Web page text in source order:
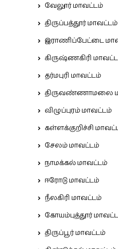
வேலூர் மாவட்டம்
திருப்பத்தூர் மாவட்டம்
இராணிப்பேட்டை
கிருஷ்ணகிரி
தர்மபுரி மாவட்டம்
திருவண்ணாமலை
விழுப்புரம் மாவட்டம்
கள்ளக்குறிச்சி
சேலம் மாவட்டம்
நாமக்கல் மாவட்டம்
ஈரோடு மாவட்டம்
நீலகிரி மாவட்டம்
கோயம்புத்தூர்
திருப்பூர் மாவட்டம்